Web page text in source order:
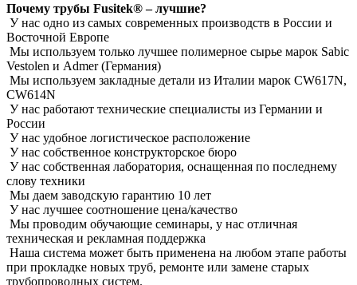
Почему трубы Fusitek® – лучшие?
У нас одно из самых современных производств в России и
Восточной Европе
Мы используем только лучшее полимерное сырье марок Sabic
Vestolen и Admer (Германия)
Мы используем закладные детали из Италии марок CW617N,
CW614N
У нас работают технические специалисты из Германии и
России
У нас удобное логистическое расположение
У нас собственное конструкторское бюро
У нас собственная лаборатория, оснащенная по последнему
слову техники
Мы даем заводскую гарантию 10 лет
У нас лучшее соотношение цена/качество
Мы проводим обучающие семинары, у нас отличная
техническая и рекламная поддержка
Наша система может быть применена на любом этапе работы
при прокладке новых труб, ремонте или замене старых
трубопроводных систем.